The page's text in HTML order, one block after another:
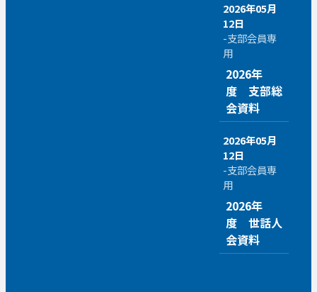
2026年05月
12日
-支部会員専
用
2026年
度 支部総
会資料
2026年05月
12日
-支部会員専
用
2026年
度 世話人
会資料